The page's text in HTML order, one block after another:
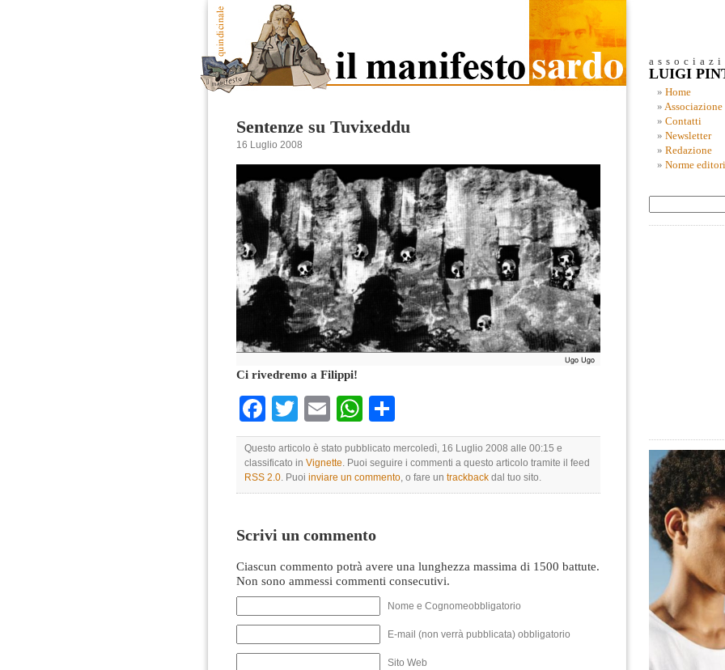
Sentenze su Tuvixeddu
16 Luglio 2008
Ci rivedremo a Filippi!
Facebook
TwitterEmailWhatsApp
Questo articolo è stato pubblicato mercoledì, 16 Luglio 2008 alle 00:15 e
classificato in Vignette. Puoi seguire i commenti a questo articolo tramite il feed
RSS 2.0. Puoi inviare un commento, o fare un trackback dal tuo sito.
Scrivi un commento
Ciascun commento potrà avere una lunghezza massima di 1500 battute.
Non sono ammessi commenti consecutivi.
Nome e Cognomeobbligatorio
E-mail (non verrà pubblicata) obbligatorio
Sito Web
LUIGI
Home
Associazione
Contatti
Newsletter
Redazione
Norme